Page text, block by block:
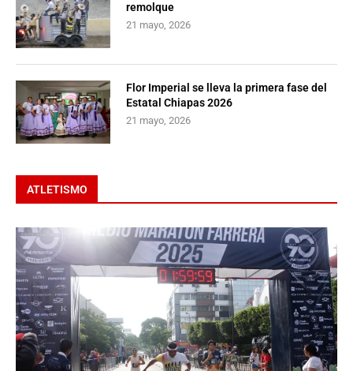
remolque
21 mayo, 2026
Flor Imperial se lleva la primera fase del
Estatal Chiapas 2026
21 mayo, 2026
ATLETISMO